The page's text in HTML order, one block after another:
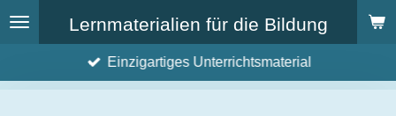
Zum
Hauptinhalt
Lernmaterialien für die Bildung
Einzigartiges Unterrichtsmaterial